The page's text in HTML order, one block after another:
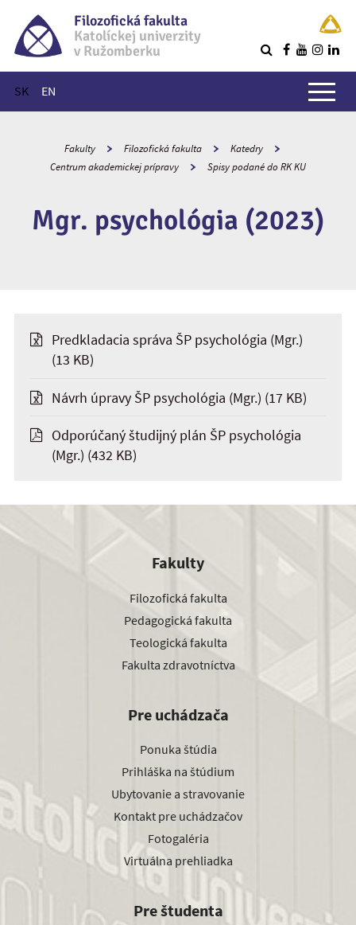
Filozofická fakulta
Katolíckej univerzity
v Ružomberku
SK EN
Hlavné menu
Fakulty Filozofická fakulta
Katedry
Centrum akademickej prípravy
Spisy podané do RK KU
Mgr. psychológia (2023)
Predkladacia správa ŠP psychológia (Mgr.)
(13 KB)
Návrh úpravy ŠP psychológia (Mgr.) (17 KB)
Odporúčaný študijný plán ŠP psychológia
(Mgr.) (432 KB)
Fakulty
Filozofická fakulta
Pedagogická fakulta
Teologická fakulta
Fakulta zdravotníctva
Pre uchádzača
Ponuka štúdia
Prihláška na štúdium
Ubytovanie a stravovanie
Kontakt pre uchádzačov
Fotogaléria
Virtuálna prehliadka
Pre študenta